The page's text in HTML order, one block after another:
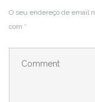
O seu endereço de email
com *